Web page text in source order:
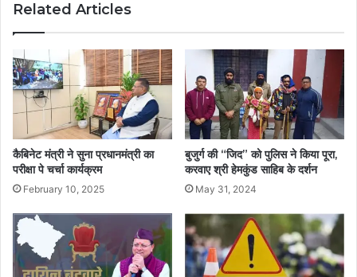
Related Articles
कैबिनेट मंत्री ने सुना प्रधानमंत्री का
परीक्षा पे चर्चा कार्यक्रम
February 10, 2025
बुजुर्ग की “जिद” को पुलिस ने किया पूरा,
करवाए श्री हेमकुंड साहिब के दर्शन
May 31, 2024